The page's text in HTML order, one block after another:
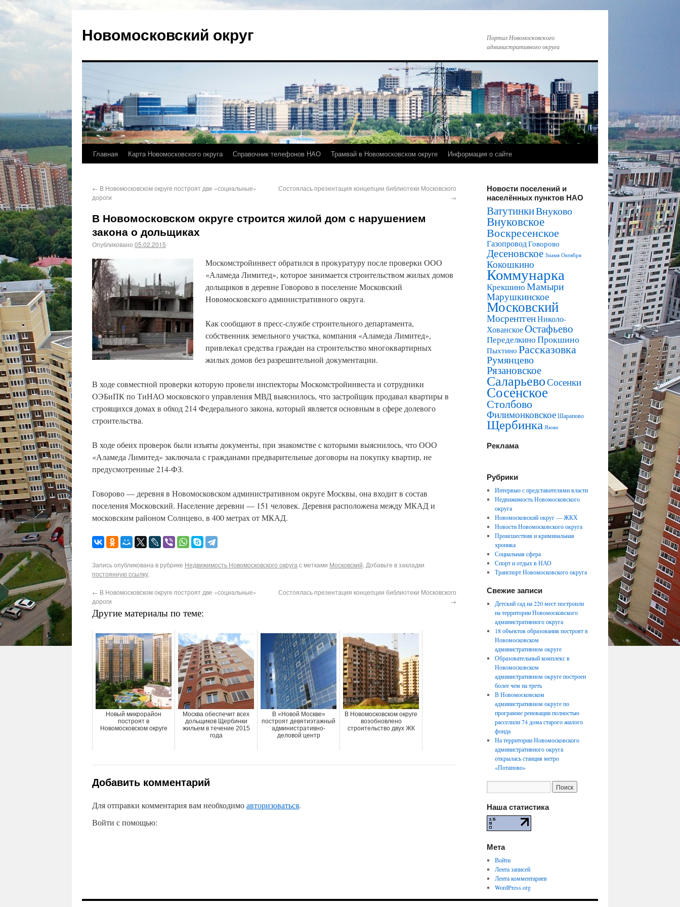
Новомосковский округ
Портал Новомосковского
административного округа
Главная Карта Новомосковского округа Справочник телефонов НАО Трамвай в Новомосковском округе Информация о сайте
← В Новомосковском округе построят две «социальные»
дороги
Состоялась презентация концепции библиотеки Московского
→
В Новомосковском округе строится жилой дом с нарушением
закона о дольщиках
Опубликовано 05.02.2015
Москомстройинвест обратился в прокуратуру после проверки ООО
«Аламеда Лимитед», которое занимается строительством жилых домов
дольщиков в деревне Говорово в поселение Московский
Новомосковского административного округа.
Как сообщают в пресс-службе строительного департамента,
собственник земельного участка, компания «Аламеда Лимитед»,
привлекал средства граждан на строительство многоквартирных
жилых домов без разрешительной документации.
В ходе совместной проверки которую провели инспекторы Москомстройинвеста и сотрудники
ОЭБиПК по ТиНАО московского управления МВД выяснилось, что застройщик продавал квартиры в
строящихся домах в обход 214 Федерального закона, который является основным в сфере долевого
строительства.
В ходе обеих проверок были изъяты документы, при знакомстве с которыми выяснилось, что ООО
«Аламеда Лимитед» заключала с гражданами предварительные договоры на покупку квартир, не
предусмотренные 214-ФЗ.
Говорово — деревня в Новомосковском административном округе Москвы, она входит в состав
поселения Московский. Население деревни — 151 человек. Деревня расположена между МКАД и
московским районом Солнцево, в 400 метрах от МКАД.
Запись опубликована в рубрике Недвижимость Новомосковского округа с метками Московский. Добавьте в закладки
постоянную ссылку.
← В Новомосковском округе построят две «социальные»
дороги
Состоялась презентация концепции библиотеки Московского
→
Другие материалы по теме:
Новый микрорайон
построят в
Новомосковском округе
Москва обеспечит всех
дольщиков Щербинки
жильем в течение 2015
года
В «Новой Москве»
построят девятиэтажный
административно-
деловой центр
В Новомосковском округе
возобновлено
строительство двух ЖК
Добавить комментарий
Для отправки комментария вам необходимоавторизоваться.
Войти с помощью:
Новости поселений и
населённых пунктов НАО
ВатутинкиВнуково
Внуковское
Воскресенское
ГазопроводГоворово
Десеновское Знамя Октября
Кокошкино
Коммунарка
КрекшиноМамыри
Марушкинское
Московский
МосрентгенНиколо-
ХованскоеОстафьево
ПеределкиноПрокшино
Пыхтино Рассказовка
Румянцево
Рязановское
СаларьевоСосенки
Сосенское
Столбово
ФилимонковскоеШарапово
Щербинка Язово
Реклама
Рубрики
Интервью с представителями власти
Недвижимость Новомосковского
округа
Новомосковский округ — ЖКХ
Новости Новомосковского округа
Происшествия и криминальная
хроника
Социальная сфера
Спорт и отдых в НАО
Транспорт Новомосковского округа
Свежие записи
Детский сад на 220 мест построили
на территории Новомосковского
административного округа
18 объектов образования построят в
Новомосковском
административном округе
Образовательный комплекс в
Новомосковском
административном округе построен
более чем на треть
В Новомосковском
административном округе по
программе реновации полностью
расселили 74 дома старого жилого
фонда
На территории Новомосковского
административного округа
открылась станция метро
«Потапово»
Наша статистика
Мета
Войти
Лента записей
Лента комментариев
WordPress.org